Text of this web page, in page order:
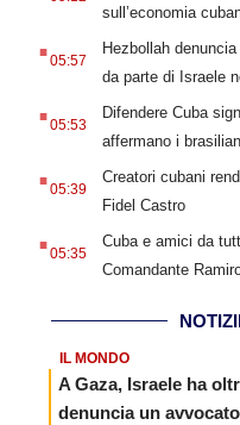
sull’economia
.05:57
Hezbollah
da parte di Israele
.05:53
Difendere Cuba
affermano i
.05:39
Creatori cubani
Fidel Castro
.05:35
Cuba e amici da
Comandante
IL MONDO
A Gaza, Israele ha
denuncia un